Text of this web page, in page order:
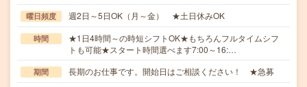
曜日頻度 週2日～5日OK（月～金） ★土日休みOK
時間
★1日4時間～の時短シフトOK★もちろんフルタイムシフ
トも可能★スタート時間選べます7:00～16:…
期間 長期のお仕事です。開始日はご相談ください！ ★急募